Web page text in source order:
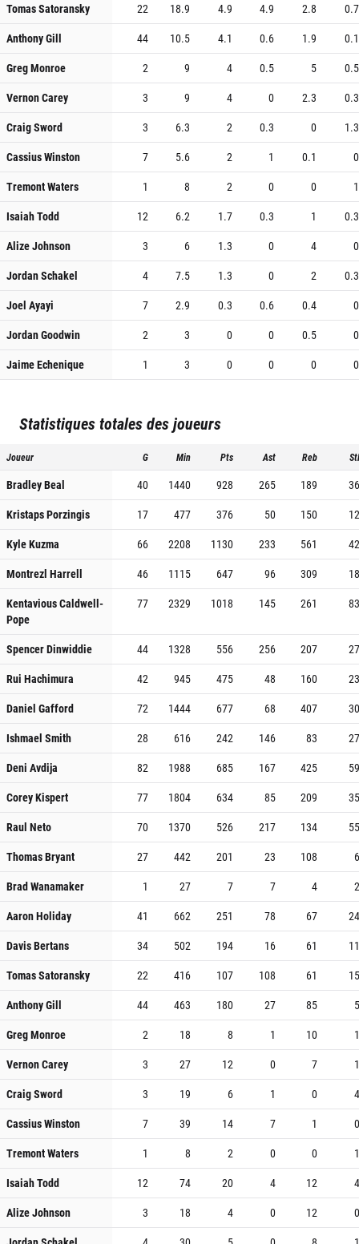
Tomas Satoransky
22 18.9 4.9 4.9 2.8
0.7
Anthony Gill
44 10.5 4.1 0.6 1.9
0.1
Greg Monroe
2 9 4 0.5 5
0.5
Vernon Carey
3 9 4 0 2.3
0.3
Craig Sword
3 6.3 2 0.3 0
1.3
Cassius Winston
7 5.6 2 1 0.1
0
Tremont Waters
1 8 2 0 0
1
Isaiah Todd
12 6.2 1.7 0.3 1
0.3
Alize Johnson
3 6 1.3 0 4
0
Jordan Schakel
4 7.5 1.3 0 2
0.3
Joel Ayayi
7 2.9 0.3 0.6 0.4
0
Jordan Goodwin
2 3 0 0 0.5
0
Jaime Echenique
1 3 0 0 0 0
Statistiques totales des joueurs
Joueur G Min Pts Ast Reb
Bradley Beal 40 1440 928 265 189
Kristaps Porzingis
17 477 376 50 150
Kyle Kuzma
66 2208 1130 233 561
Montrezl Harrell
46 1115 647 96 309
Kentavious Caldwell-
Pope
77 2329 1018 145 261
Spencer Dinwiddie 44 1328 556 256 207
Rui Hachimura
42 945 475 48 160
Daniel Gafford
72 1444 677 68 407
Ishmael Smith
28 616 242 146 83
Deni Avdija
82 1988 685 167 425
Corey Kispert
77 1804 634 85 209
Raul Neto
70 1370 526 217 134
Thomas Bryant
27 442 201 23 108
Brad Wanamaker
1 27 7 7 4
Aaron Holiday
41 662 251 78 67
Davis Bertans
34 502 194 16 61
Tomas Satoransky
22 416 107 108 61
Anthony Gill
44 463 180 27 85
Greg Monroe
2 18 8 1 10
Vernon Carey
3 27 12 0 7
Craig Sword
3 19 6 1 0
Cassius Winston
7 39 14 7 1
Tremont Waters
1 8 2 0 0
Isaiah Todd
12 74 20 4 12
Alize Johnson
3 18 4 0 12